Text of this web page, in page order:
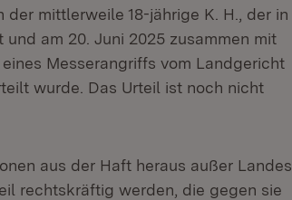
mittlerweile 18-jährige K. H., der in
am 20. Juni 2025 zusammen mit
Messerangriffs vom Landgericht
wurde. Das Urteil ist noch nicht
aus der Haft heraus außer Landes
rechtskräftig werden, die gegen sie